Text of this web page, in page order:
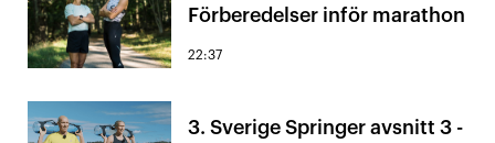
Förberedelser inför marathon
22:37
3. Sverige Springer avsnitt 3 -